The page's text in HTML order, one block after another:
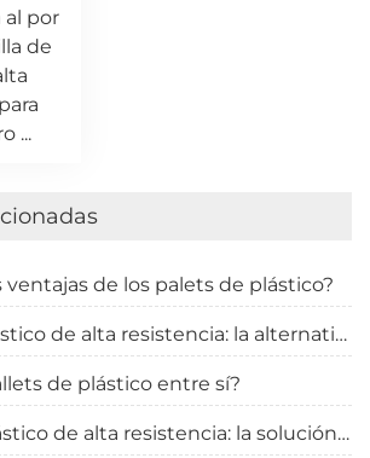
al por
de
...
ventajas de los palets de plástico?
2. Paletas de plástico de alta resistencia: la alternativa duradera y ecológica
de plástico entre sí?
4. Paletas de plástico de alta resistencia: la solución definitiva para sus necesidades de manipulación de materiales